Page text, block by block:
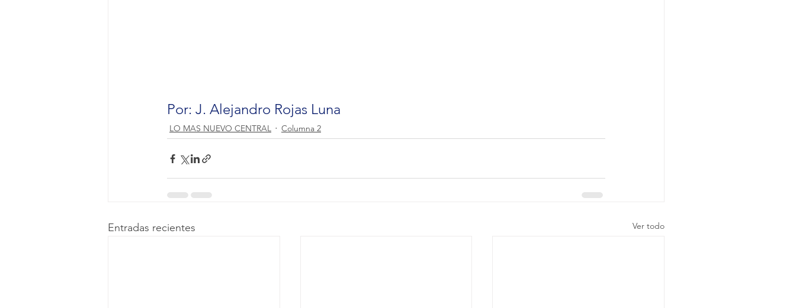
Por: J. Alejandro Rojas Luna
LO MAS NUEVO CENTRAL Columna 2
Entradas recientes Ver todo